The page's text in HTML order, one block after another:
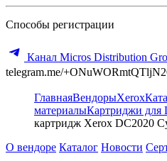
Способы регистрации
Канал Micros Distribution
telegram.me/
ГлавнаяВендорыXerox
материалыКартриджи для
картридж Xerox DC2020
О вендоре Каталог Новости